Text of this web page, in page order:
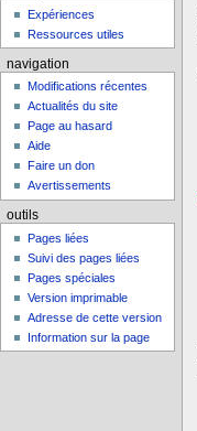
Expériences
Ressources utiles
navigation
Modifications récentes
Actualités du site
Page au hasard
Aide
Faire un don
Avertissements
outils
Pages liées
Suivi des pages liées
Pages spéciales
Version imprimable
Adresse de cette version
Information sur la page